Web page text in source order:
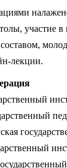
участие
лекции.